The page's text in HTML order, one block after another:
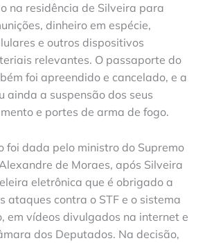
na residência de Silveira para
dinheiro em espécie,
e outros dispositivos
relevantes. O passaporte do
foi apreendido e cancelado, e a
ainda a suspensão dos seus
e portes de arma de fogo.
foi dada pelo ministro do Supremo
de Moraes, após Silveira
eletrônica que é obrigado a
ataques contra o STF e o sistema
em vídeos divulgados na internet e
dos Deputados. Na decisão,